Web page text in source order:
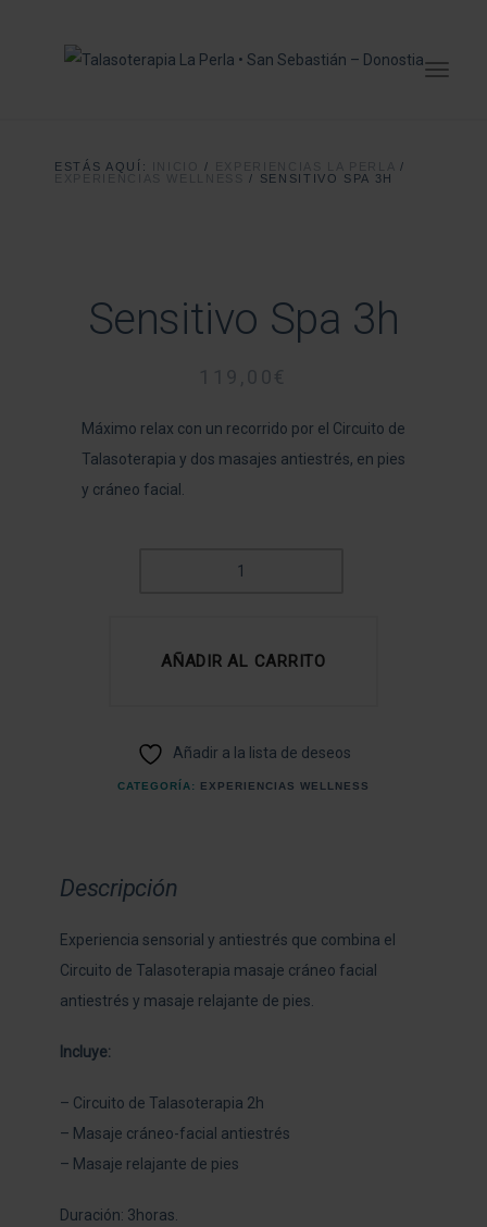
ESTÁS AQUÍ: INICIO /
/
/ SENSITIVO SPA 3H
Sensitivo Spa 3h
119,00€
Máximo relax con un recorrido por el Circuito de
Talasoterapia y dos masajes antiestrés, en pies
y cráneo facial.
AÑADIR AL CARRITO
Añadir a la lista de deseos
CATEGORÍA: EXPERIENCIAS WELLNESS
Descripción
Experiencia sensorial y antiestrés que combina el
Circuito de Talasoterapia masaje cráneo facial
antiestrés y masaje relajante de pies.
Incluye:
– Circuito de Talasoterapia 2h
– Masaje cráneo-facial antiestrés
– Masaje relajante de pies
Duración: 3horas.